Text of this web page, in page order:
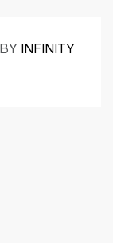
INFINITY